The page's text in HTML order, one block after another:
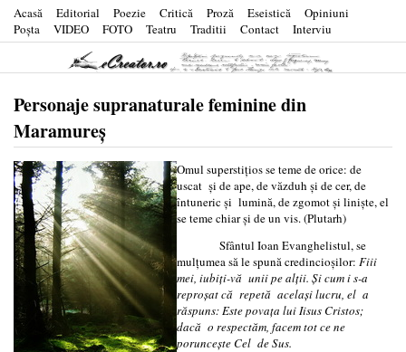
Acasă Editorial Poezie Critică Proză Eseistică
Opiniuni
Poşta
VIDEO FOTO Teatru Traditii Contact Interviu
Personaje supranaturale feminine din
Maramureş
Omul superstiţios se teme de orice: de
uscat şi de ape, de văzduh şi de cer, de
întuneric şi lumină, de zgomot şi linişte, el
se teme chiar şi de un vis. (Plutarh)
Sfântul Ioan Evanghelistul, se
mulțumea să le spună credincioșilor: Fiii
mei, iubiți-vă unii pe alții. Și cum i s-a
reproșat că repetă același lucru, el a
răspuns: Este povața lui Iisus Cristos;
dacă o respectăm, facem tot ce ne
poruncește Cel de Sus.